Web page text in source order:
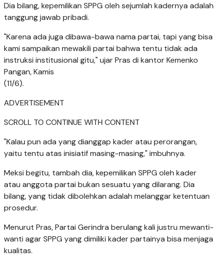
Dia bilang, kepemilikan SPPG oleh sejumlah kadernya adalah
tanggung jawab pribadi.
"Karena ada juga dibawa-bawa nama partai, tapi yang bisa
kami sampaikan mewakili partai bahwa tentu tidak ada
instruksi institusional gitu," ujar Pras di kantor Kemenko
Pangan, Kamis
(11/6).
ADVERTISEMENT
SCROLL TO CONTINUE WITH CONTENT
"Kalau pun ada yang dianggap kader atau perorangan,
yaitu tentu atas inisiatif masing-masing," imbuhnya.
Meksi begitu, tambah dia, kepemilikan SPPG oleh kader
atau anggota partai bukan sesuatu yang dilarang. Dia
bilang, yang tidak dibolehkan adalah melanggar ketentuan
prosedur.
Menurut Pras, Partai Gerindra berulang kali justru mewanti-
wanti agar SPPG yang dimiliki kader partainya bisa menjaga
kualitas.